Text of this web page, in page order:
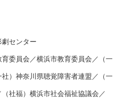
センター
委員会／横浜市教育委員会／（一
）神奈川県聴覚障害者連盟／（一
社福）横浜市社会福祉協議会／